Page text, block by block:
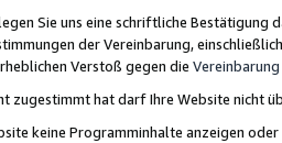
Sie uns eine schriftliche
der Vereinbarung,
Verstoß gegen die Vereinbarung
zugestimmt hat darf Ihre Website nicht
keine Programminhalte anzeigen